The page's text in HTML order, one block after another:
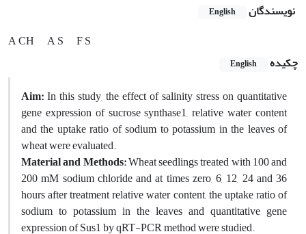
نویسندگان English
A CH A S
F S
چکیده
English
Aim:In this study, the effect of salinity stress on quantitative
gene expression of sucrose synthase1, relative water content
and the uptake ratio of sodium to potassium in the leaves of
wheat were evaluated.
Material and Methods:Wheat seedlings treated with 100 and
200 mM sodium chloride and at times zero, 6, 12, 24 and 36
hours after treatment relative water content, the uptake ratio of
sodium to potassium in the leaves and quantitative gene
expression of Sus1 by qRT-PCR method were studied.